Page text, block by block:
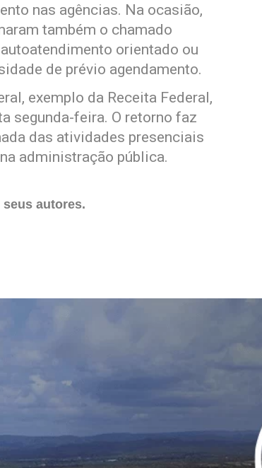
nas agências. Na ocasião,
também o chamado
orientado ou
de prévio agendamento.
exemplo da Receita Federal,
segunda-feira. O retorno faz
das atividades presenciais
administração pública.
autores.